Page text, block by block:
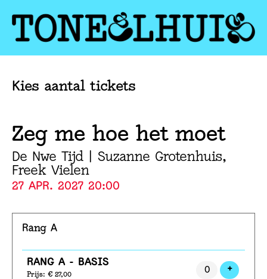
Kies aantal tickets
Zeg me hoe het moet
De Nwe Tijd | Suzanne Grotenhuis,
Freek Vielen
27 APR. 2027 20:00
Rang A
Aantal
RANG A - BASIS
Prijs: € 27,00
+VOEG